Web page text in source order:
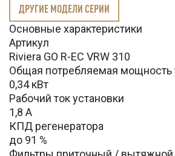
ДРУГИЕ МОДЕЛИ СЕРИИ
Основные характеристики
Артикул
Riviera GO R-EC VRW 310
Общая потребляемая мощность
0,34 кВт
Рабочий ток установки
1,8 А
КПД регенератора
до 91 %